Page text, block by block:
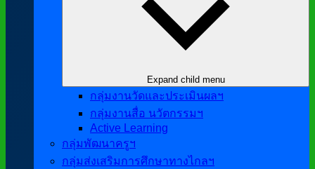
Expand child menu
กลุ่มงานวัดและประเมินผลฯ
กลุ่มงานสื่อ นวัตกรรมฯ
Active Learning
กลุ่มพัฒนาครูฯ
กลุ่มส่งเสริมการศึกษาทางไกลฯ